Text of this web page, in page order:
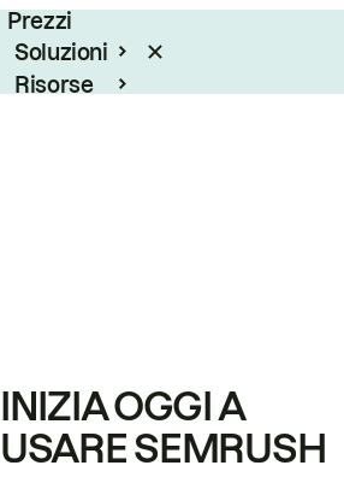
Prezzi
Soluzioni
Risorse
INIZIA OGGI A
USARE SEMRUSH